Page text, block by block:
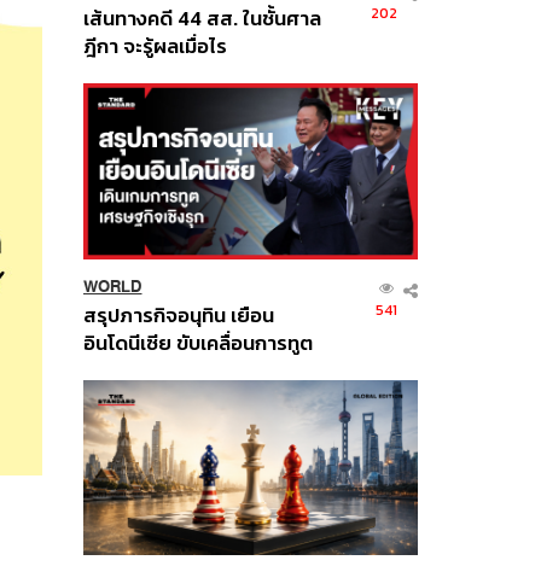
เส้นทางคดี 44 สส. ในชั้นศาล
ฎีกา จะรู้ผลเมื่อไร
202
WORLD
สรุปภารกิจอนุทิน เยือน
อินโดนีเซีย ขับเคลื่อนการทูต
ส่วนยุทธศาสตร์ไทย –
อินโดนีเซีย
541